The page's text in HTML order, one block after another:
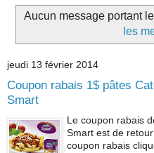
Aucun message portant
les
jeudi 13 février 2014
Coupon rabais 1$ pâtes
Smart
Le coupon rabais
Smart est de
coupon rabais